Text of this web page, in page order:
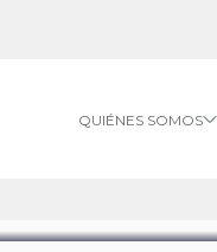
QUIÉNES SOMOS